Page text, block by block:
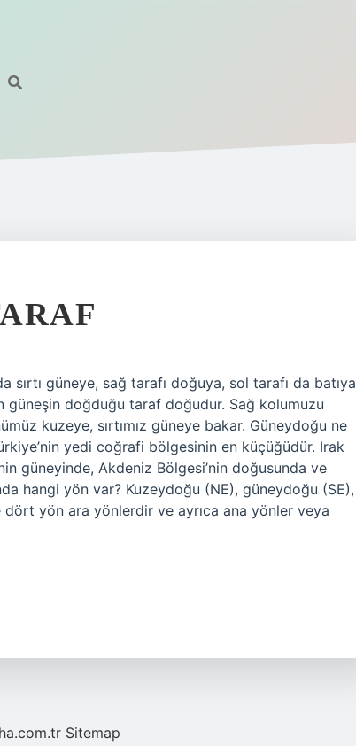
sırtı güneye, sağ tarafı doğuya, sol tarafı da batıya
güneşin doğduğu taraf doğudur. Sağ kolumuzu
kuzeye, sırtımız güneye bakar. Güneydoğu ne
yedi coğrafi bölgesinin en küçüğüdür. Irak
güneyinde, Akdeniz Bölgesi’nin doğusunda ve
hangi yön var? Kuzeydoğu (NE), güneydoğu (SE),
yön ara yönlerdir ve ayrıca ana yönler veya
Sitemap